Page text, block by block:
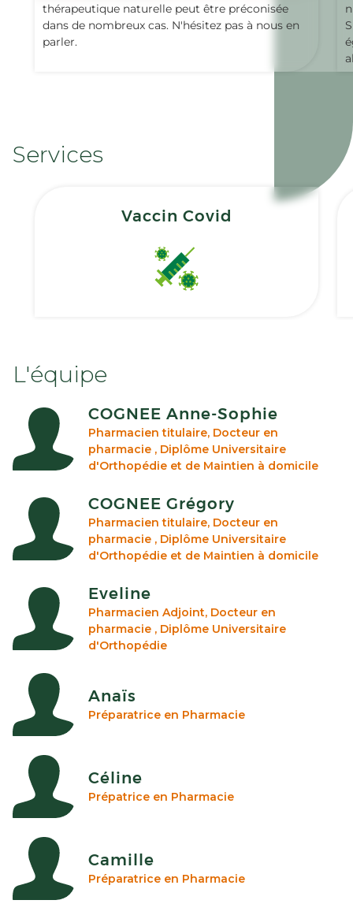
thérapeutique naturelle peut être préconisée
dans de nombreux cas. N'hésitez pas à nous en
parler.
Services
Vaccin Covid
L'équipe
COGNEE Anne-Sophie
Pharmacien titulaire, Docteur en
pharmacie , Diplôme Universitaire
d'Orthopédie et de Maintien à domicile
COGNEE Grégory
Pharmacien titulaire, Docteur en
pharmacie , Diplôme Universitaire
d'Orthopédie et de Maintien à domicile
Eveline
Pharmacien Adjoint, Docteur en
pharmacie , Diplôme Universitaire
d'Orthopédie
Anaïs
Préparatrice en Pharmacie
Céline
Prépatrice en Pharmacie
Camille
Préparatrice en Pharmacie